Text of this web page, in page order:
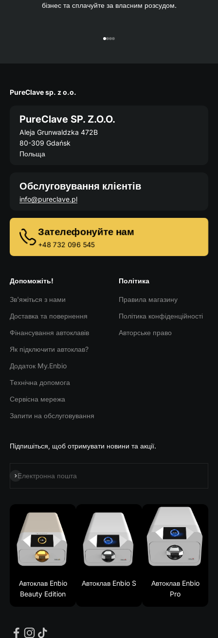
бізнес та сплачуйте за власним розсудом.
PureClave sp. z o.o.
PureClave SP. Z.O.O.
Aleja Grunwaldzka 472B
80-309 Gdańsk
Польща
Обслуговування клієнтів
info@pureclave.pl
Зателефонуйте нам
+48 732 096 545
Допоможіть!
Зв'яжіться з нами
Доставка та повернення
Фінансування автоклавів
Як підключити автоклав?
Додаток My.Enbio
Технічна допомога
Сервісна мережа
Запити на обслуговування
Політика
Правила магазину
Політика конфіденційності
Авторське право
Підпишіться, щоб отримувати новини та акції.
Електронна пошта
Підпишіться на
Автоклав Enbio
Beauty Edition
Автоклав Enbio S
Автоклав Enbio
Pro